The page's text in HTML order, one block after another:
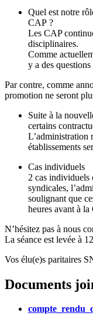
Quel est notre
CAP ?
Les CAP
disciplinaires.
Comme
y a des
Par contre, comme
promotion ne seront
Suite à la
certains
L’administration
établissements
Cas individuels
2 cas individuels
syndicales,
soulignant que
heures avant à la
N’hésitez pas à nous
La séance est levée à
Vos élu(e)s paritaires
Documents